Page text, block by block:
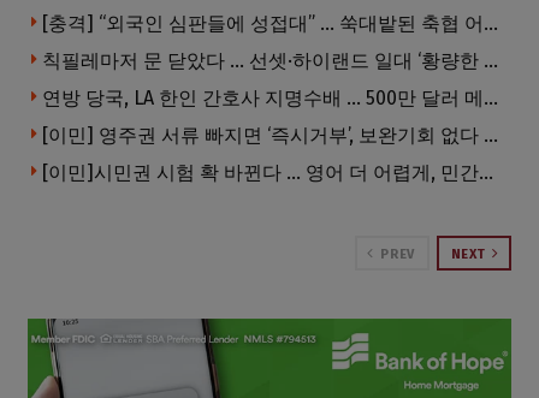
[충격] “외국인 심판들에 성접대” … 쑥대밭된 축협 어디까지 추락하나
칙필레마저 문 닫았다 … 선셋·하이랜드 일대 ‘황량한 거리’로
연방 당국, LA 한인 간호사 지명수배 … 500만 달러 메디캐어 사기, 선고 직전 한국 도주
[이민] 영주권 서류 빠지면 ‘즉시거부’, 보완기회 없다 … 이민심사 8월부터 확 바뀐다
[이민]시민권 시험 확 바뀐다 … 영어 더 어렵게, 민간시험 도입 추진
PREV NEXT